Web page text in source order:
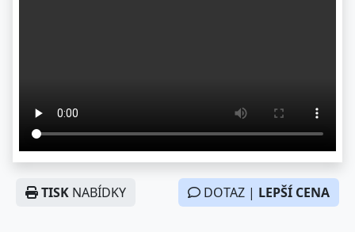
TISK NABÍDKY DOTAZ | LEPŠÍ CENA